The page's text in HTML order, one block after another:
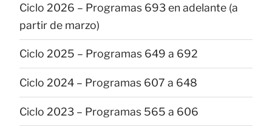
Ciclo 2026 – Programas 693 en adelante (a
partir de marzo)
Ciclo 2025 – Programas 649 a 692
Ciclo 2024 – Programas 607 a 648
Ciclo 2023 – Programas 565 a 606